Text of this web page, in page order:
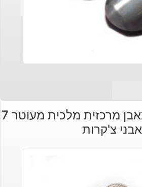
תליון ושרשרת מאבן מרכזית מלכית מעוטר 7
אבני צ'קרות